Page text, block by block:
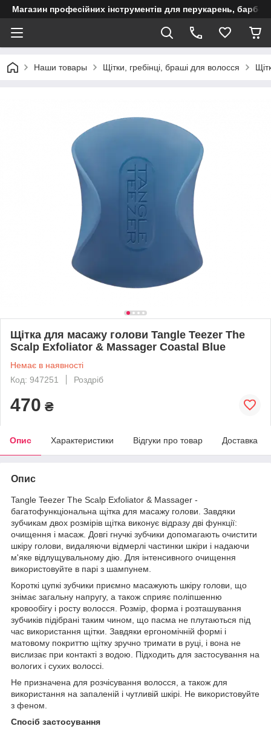
Магазин професійних інструментів для перукарень,
Наши товары Щітки, гребінці, браші для волосся
Щітка для масажу голови Tangle Teezer The
Scalp Exfoliator & Massager Coastal Blue
Немає в наявності
Код: 947251
Роздріб
470 ₴
Опис Характеристики Відгуки про товар Доставка
Опис
Tangle Teezer The Scalp Exfoliator & Massager -
багатофункціональна щітка для масажу голови. Завдяки
зубчикам двох розмірів щітка виконує відразу дві функції:
очищення і масаж. Довгі гнучкі зубчики допомагають очистити
шкіру голови, видаляючи відмерлі частинки шкіри і надаючи
м'яке відлущувальному дію. Для інтенсивного очищення
використовуйте в парі з шампунем.
Короткі цупкі зубчики приємно масажують шкіру голови, що
знімає загальну напругу, а також сприяє поліпшенню
кровообігу і росту волосся. Розмір, форма і розташування
зубчиків підібрані таким чином, що пасма не плутаються під
час використання щітки. Завдяки ергономічній формі і
матовому покриттю щітку зручно тримати в руці, і вона не
вислизає при контакті з водою. Підходить для застосування на
вологих і сухих волоссі.
Не призначена для розчісування волосся, а також для
використання на запаленій і чутливій шкірі. Не використовуйте
з феном.
Спосіб застосування